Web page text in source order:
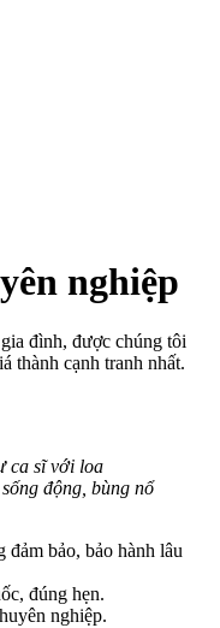
nghiệp
đình, được chúng tôi
thành cạnh tranh nhất.
ca sĩ với loa
động, bùng nổ
bảo, bảo hành lâu
đúng hẹn.
nghiệp.